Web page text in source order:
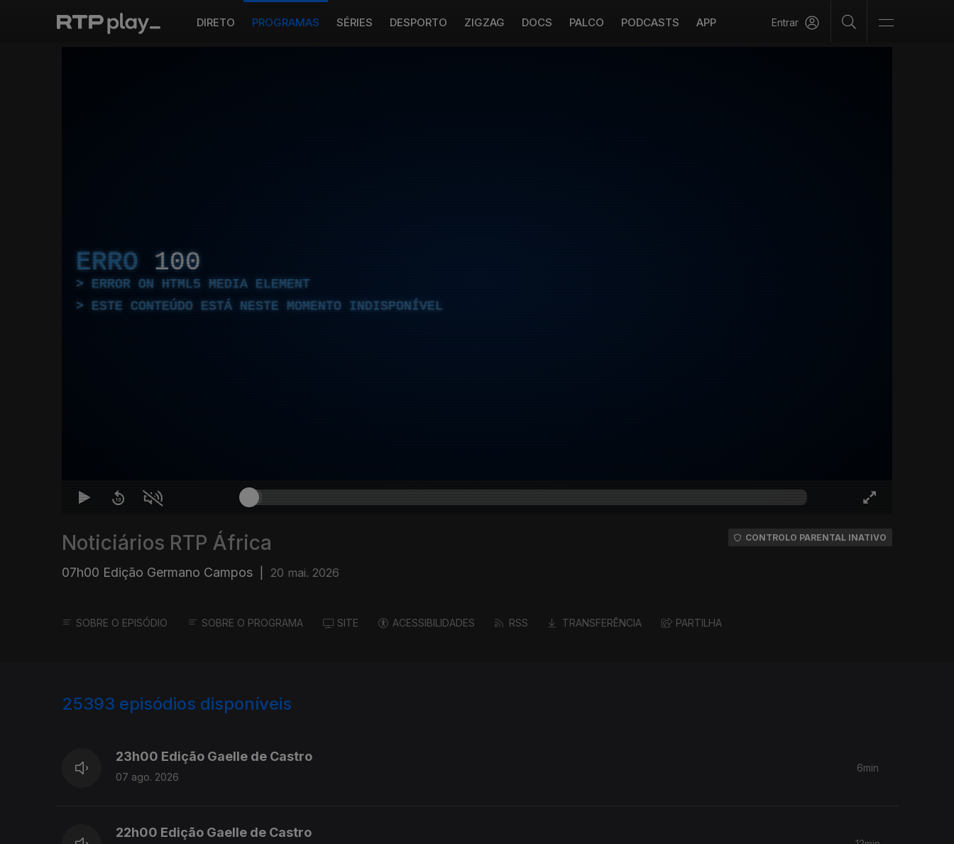
DIRETO PROGRAMAS SÉRIES DESPORTO ZIGZAG DOCS PALCO PODCASTS APP Entrar
ERRO 100
ERROR ON HTML5 MEDIA ELEMENT
ESTE CONTEÚDO ESTÁ NESTE MOMENTO INDISPONÍVEL
Noticiários RTP África
07h00 Edição Germano Campos 20 mai. 2026
CONTROLO PARENTAL INATIVO
SOBRE O EPISÓDIO SOBRE O PROGRAMA SITE ACESSIBILIDADES RSS TRANSFERÊNCIA PARTILHA
25393 episódios disponíveis
23h00 Edição Gaelle de Castro
07 ago. 2026
6min
22h00 Edição Gaelle de Castro